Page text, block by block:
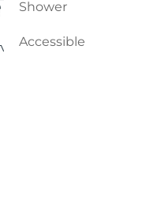
Shower
Accessible